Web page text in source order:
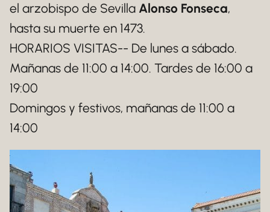
el arzobispo de Sevilla Alonso Fonseca,
hasta su muerte en 1473.
HORARIOS VISITAS-- De lunes a sábado.
Mañanas de 11:00 a 14:00. Tardes de 16:00 a
19:00
Domingos y festivos, mañanas de 11:00 a
14:00